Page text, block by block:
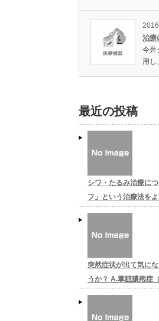
治療
今井
用
最近の投稿
シワ・たるみ治療に
フ」という治療法を
突然症状が出て気に
うか？ A.掌蹠膿疱症